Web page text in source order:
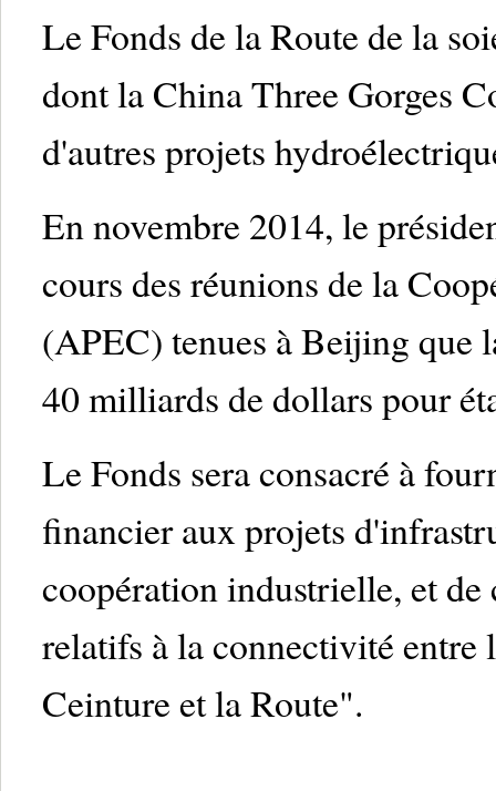
Le Fonds de la Route de la
dont la China Three Gorges
d'autres projets
En novembre 2014, le
cours des réunions de la
(APEC) tenues à Beijing que
40 milliards de dollars pour
Le Fonds sera consacré à
financier aux projets
coopération industrielle, et
relatifs à la connectivité entre
Ceinture et la Route".